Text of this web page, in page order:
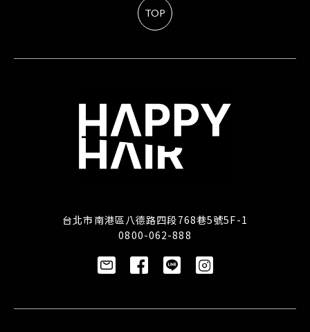
TOP
台北市南港區八德路四段768巷5號5F-1
0800-062-888